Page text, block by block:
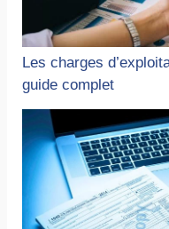
Les charges
guide complet